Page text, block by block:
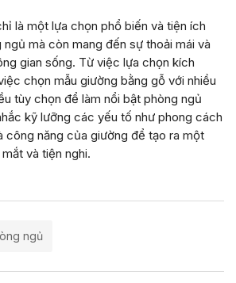
là một lựa chọn phổ biến và tiện ích
mà còn mang đến sự thoải mái và
gian sống. Từ việc lựa chọn kích
chọn mẫu giường bằng gỗ với nhiều
tùy chọn để làm nổi bật phòng ngủ
kỹ lưỡng các yếu tố như phong cách
công năng của giường để tạo ra một
và tiện nghi.
ngủ